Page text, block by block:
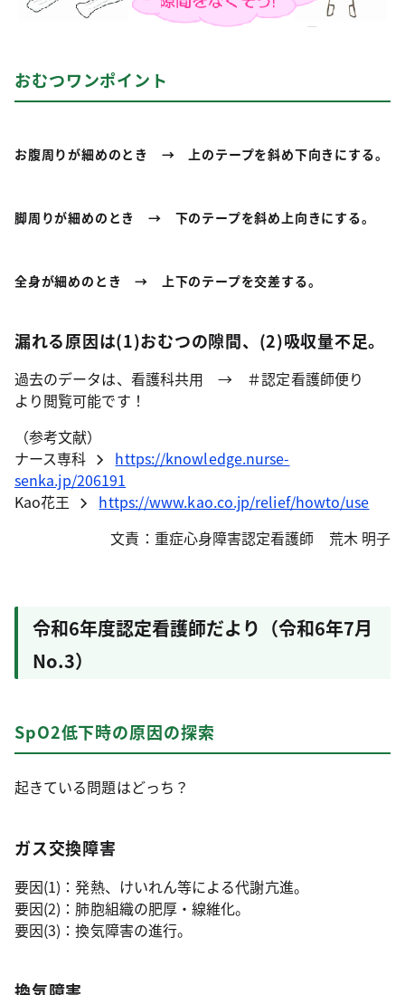
おむつワンポイント
お腹周りが細めのとき → 上のテープを斜め下向きにする。
脚周りが細めのとき → 下のテープを斜め上向きにする。
全身が細めのとき → 上下のテープを交差する。
漏れる原因は(1)おむつの隙間、(2)吸収量不足。
過去のデータは、看護科共用 → ＃認定看護師便り
より閲覧可能です！
（参考文献）
ナース専科
https://knowledge.nurse-
senka.jp/206191
Kao花王
https://www.kao.co.jp/relief/howto/use
文責：重症心身障害認定看護師 荒木 明子
令和6年度認定看護師だより（令和6年7月
No.3）
SpO2低下時の原因の探索
起きている問題はどっち？
ガス交換障害
要因(1)：発熱、けいれん等による代謝亢進。
要因(2)：肺胞組織の肥厚・線維化。
要因(3)：換気障害の進行。